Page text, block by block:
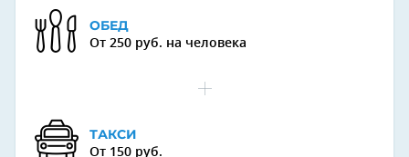
ОБЕД
От 250 руб. на человека
ТАКСИ
От 150 руб.